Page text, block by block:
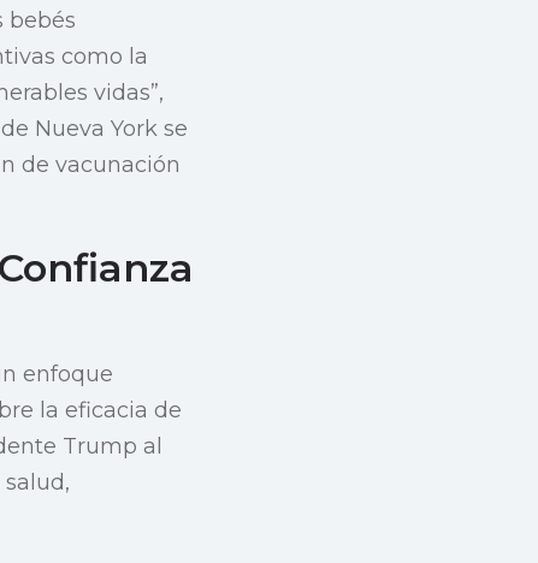
bebés
como la
vidas”,
Nueva York se
de vacunación
enfoque
la eficacia de
Trump al